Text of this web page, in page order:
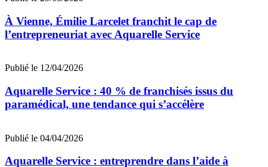
À Vienne, Émilie Larcelet franchit le cap de
l’entrepreneuriat avec Aquarelle Service
Publié le 12/04/2026
Aquarelle Service : 40 % de franchisés issus du
paramédical, une tendance qui s’accélère
Publié le 04/04/2026
Aquarelle Service : entreprendre dans l’aide à